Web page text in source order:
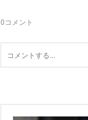
0コメント